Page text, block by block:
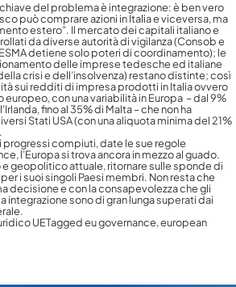
del problema è integrazione: è ben vero
può comprare azioni in Italia e viceversa, ma
estero”. Il mercato dei capitali italiano e
da diverse autorità di vigilanza (Consob e
detiene solo poteri di coordinamento); le
delle imprese tedesche ed italiane
crisi e dell’insolvenza) restano distinte; così
sui redditi di impresa prodotti in Italia ovvero
europeo, con una variabilità in Europa – dal 9%
fino al 35% di Malta – che non ha
Stati USA (con una aliquota minima del 21%
progressi compiuti, date le sue regole
l’Europa si trova ancora in mezzo al guado.
geopolitico attuale, ritornare sulle sponde di
i suoi singoli Paesi membri. Non resta che
decisione e con la consapevolezza che gli
integrazione sono di gran lunga superati dai
UETaggedeu governance,european